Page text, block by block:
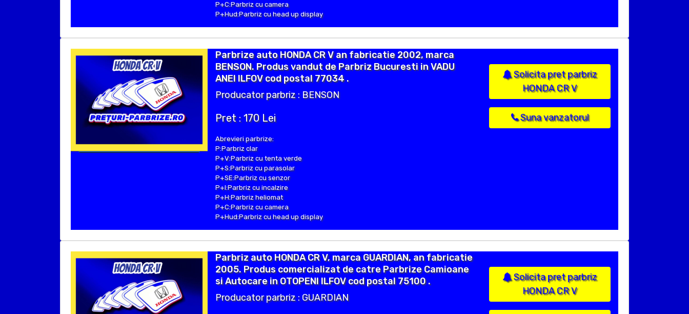
P+C:Parbriz cu camera
P+Hud:Parbriz cu head up display
Parbrize auto HONDA CR V an fabricatie 2002, marca
BENSON. Produs vandut de Parbriz Bucuresti in VADU
ANEI ILFOV cod postal 77034 .
Producator parbriz : BENSON
Pret : 170 Lei
Abrevieri parbrize:
P:Parbriz clar
P+V:Parbriz cu tenta verde
P+S:Parbriz cu parasolar
P+SE:Parbriz cu senzor
P+I:Parbriz cu incalzire
P+H:Parbriz heliomat
P+C:Parbriz cu camera
P+Hud:Parbriz cu head up display
Solicita pret parbriz
HONDA CR V
Suna vanzatorul
Parbriz auto HONDA CR V, marca GUARDIAN, an fabricatie
2005. Produs comercializat de catre Parbrize Camioane
si Autocare in OTOPENI ILFOV cod postal 75100 .
Producator parbriz : GUARDIAN
Solicita pret parbriz
HONDA CR V